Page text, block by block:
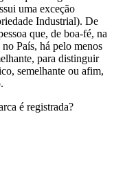
uma exceção
Industrial). De
que, de boa-fé, na
País, há pelo menos
para distinguir
semelhante ou afim,
é registrada?